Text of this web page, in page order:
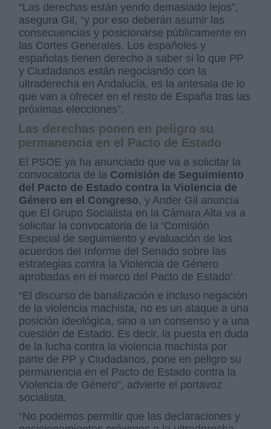
“Las derechas están yendo demasiado lejos”,
asegura Gil, “y por eso deberán asumir las
consecuencias y posicionarse públicamente en
las Cortes Generales. Los españoles y
españolas tienen derecho a saber si lo que PP
y Ciudadanos están negociando con la
ultraderecha en Andalucía, es la antesala de lo
que van a ofrecer en el resto de España tras las
próximas elecciones”.
Las derechas ponen en peligro su
permanencia en el Pacto de Estado
El PSOE ya ha anunciado que va a solicitar la
convocatoria de la Comisión de Seguimiento
del Pacto de Estado contra la Violencia de
Género en el Congreso, y Ander Gil anuncia
que El Grupo Socialista en la Cámara Alta va a
solicitar la convocatoria de la ‘Comisión
Especial de seguimiento y evaluación de los
acuerdos del Informe del Senado sobre las
estrategias contra la Violencia de Género
aprobadas en el marco del Pacto de Estado’.
“El discurso de banalización e incluso negación
de la violencia machista, no es un ataque a una
posición ideológica, sino a un consenso y a una
cuestión de Estado. Es decir, la puesta en duda
de la lucha contra la violencia machista por
parte de PP y Ciudadanos, pone en peligro su
permanencia en el Pacto de Estado contra la
Violencia de Género”, advierte el portavoz
socialista.
“No podemos permitir que las declaraciones y